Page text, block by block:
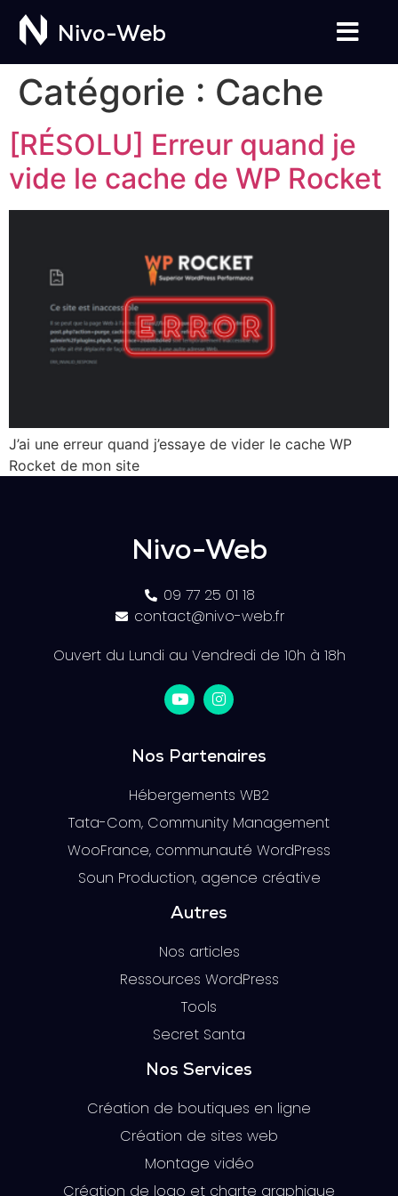
Nivo-Web
Catégorie : Cache
[RÉSOLU] Erreur quand je
vide le cache de WP Rocket
J’ai une erreur quand j’essaye de vider le cache WP
Rocket de mon site
Nivo-Web
09 77 25 01 18
contact@nivo-web.fr
Ouvert du Lundi au Vendredi de 10h à 18h
Nos Partenaires
Hébergements WB2
Tata-Com, Community Management
WooFrance, communauté WordPress
Soun Production, agence créative
Autres
Nos articles
Ressources WordPress
Tools
Secret Santa
Nos Services
Création de boutiques en ligne
Création de sites web
Montage vidéo
Création de logo et charte graphique